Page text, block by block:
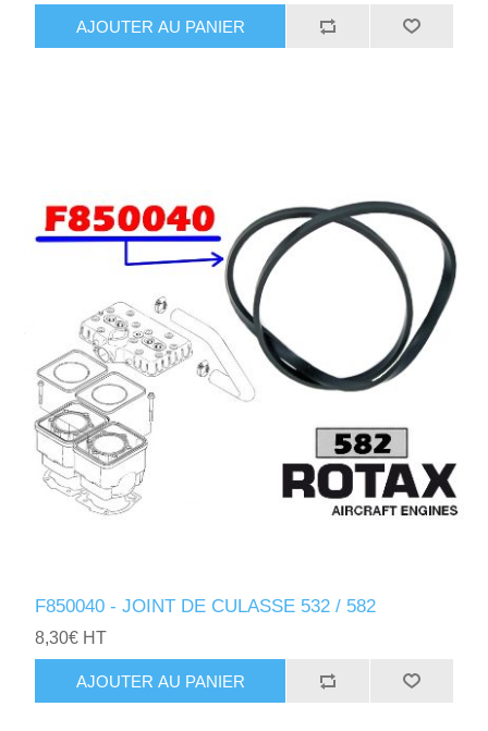
AJOUTER AU PANIER
F850040 - JOINT DE CULASSE 532 / 582
8,30€ HT
AJOUTER AU PANIER